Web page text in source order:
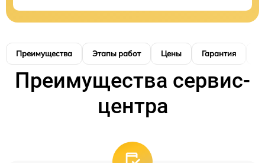
Преимущества Этапы работ Цены Гарантия
Преимущества сервис-
центра